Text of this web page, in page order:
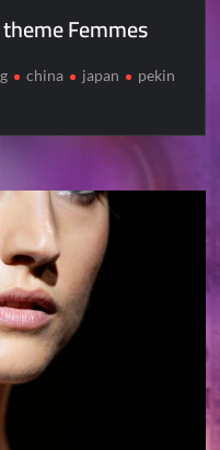
Femmes
china japan
pekin